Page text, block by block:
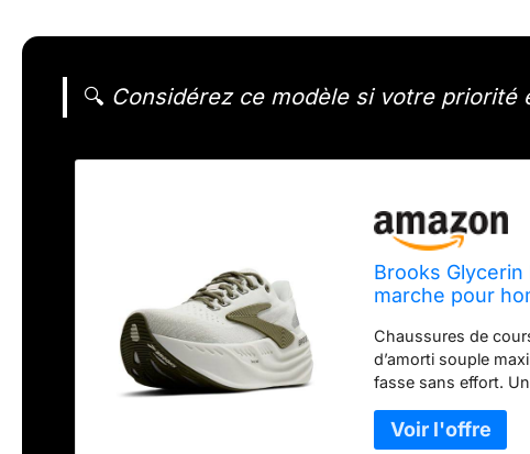
🔍 Considérez ce modèle si votre priorité
Brooks
marche pour
Chaussures de
d’amorti souple
fasse sans effort.
innovante GlideRoll